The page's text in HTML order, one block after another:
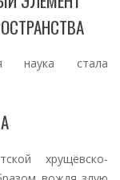
наука стала
хрущёвско-